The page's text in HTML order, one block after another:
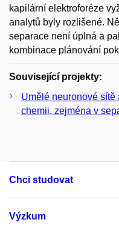
kapilární elektroforéze
analytů byly rozlišené.
separace není úplná a
kombinace plánování
Související projekty:
Umělé neuronové
chemii, zejména v
Chci studovat
Výzkum